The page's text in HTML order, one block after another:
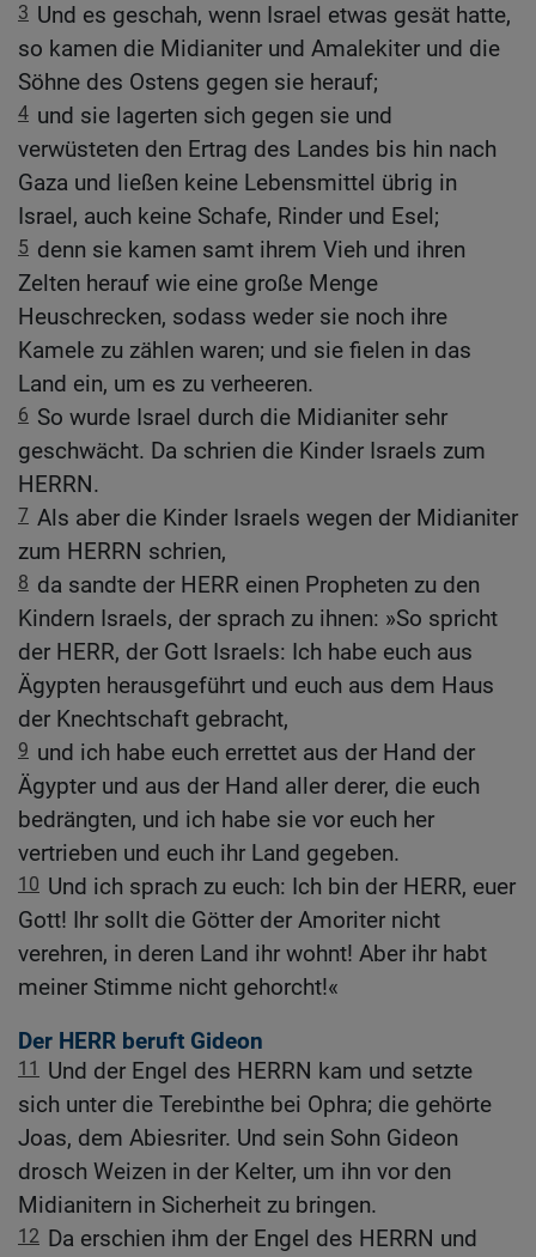
3 Und es geschah, wenn Israel etwas gesät hatte,
so kamen die Midianiter und Amalekiter und die
Söhne des Ostens gegen sie herauf;
4 und sie lagerten sich gegen sie und
verwüsteten den Ertrag des Landes bis hin nach
Gaza und ließen keine Lebensmittel übrig in
Israel, auch keine Schafe, Rinder und Esel;
5 denn sie kamen samt ihrem Vieh und ihren
Zelten herauf wie eine große Menge
Heuschrecken, sodass weder sie noch ihre
Kamele zu zählen waren; und sie fielen in das
Land ein, um es zu verheeren.
6 So wurde Israel durch die Midianiter sehr
geschwächt. Da schrien die Kinder Israels zum
HERRN.
7 Als aber die Kinder Israels wegen der Midianiter
zum HERRN schrien,
8 da sandte der HERR einen Propheten zu den
Kindern Israels, der sprach zu ihnen: »So spricht
der HERR, der Gott Israels: Ich habe euch aus
Ägypten herausgeführt und euch aus dem Haus
der Knechtschaft gebracht,
9 und ich habe euch errettet aus der Hand der
Ägypter und aus der Hand aller derer, die euch
bedrängten, und ich habe sie vor euch her
vertrieben und euch ihr Land gegeben.
10 Und ich sprach zu euch: Ich bin der HERR, euer
Gott! Ihr sollt die Götter der Amoriter nicht
verehren, in deren Land ihr wohnt! Aber ihr habt
meiner Stimme nicht gehorcht!«
Der HERR beruft Gideon
11
Und der Engel des HERRN kam und setzte
sich unter die Terebinthe bei Ophra; die gehörte
Joas, dem Abiesriter. Und sein Sohn Gideon
drosch Weizen in der Kelter, um ihn vor den
Midianitern in Sicherheit zu bringen.
12 Da erschien ihm der Engel des HERRN und